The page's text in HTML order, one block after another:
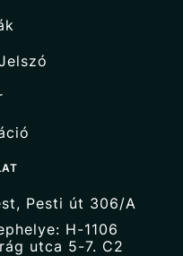
Pesti út 306/A
H-1106
utca 5-7. C2